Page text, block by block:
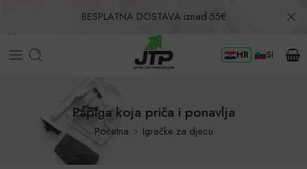
BESPLATNA DOSTAVA iznad 55€
Povrat u roku od 30 dana! HR SI
Papiga koja priča i ponavlja
Početna Igračke za djecu